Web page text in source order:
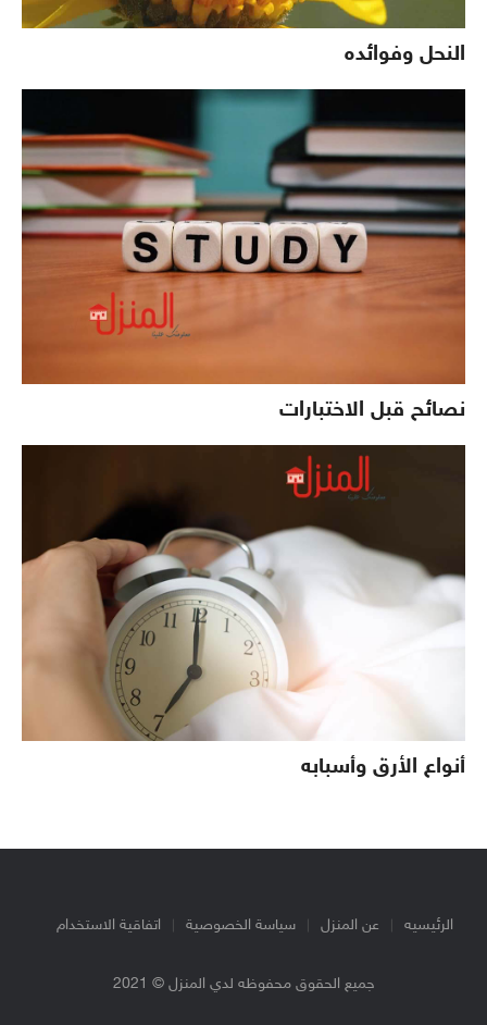
النحل وفوائده
نصائح قبل الاختبارات
أنواع الأرق وأسبابه
الرئيسيه عن المنزل سياسة الخصوصية اتفاقية الاستخدام
جميع الحقوق محفوظه لدي المنزل © 2021